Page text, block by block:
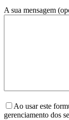
A sua mensagem
Ao usar este
gerenciamento dos